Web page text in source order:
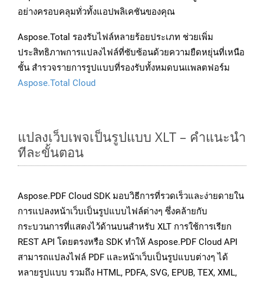
อย่างครอบคลุมทั่วทั้งแอปพลิเคชันของคุณ
Aspose.Total รองรับไฟล์หลายร้อยประเภท ช่วยเพิ่ม
ประสิทธิภาพการแปลงไฟล์ที่ซับซ้อนด้วยความยืดหยุ่นที่เหนือ
ชั้น สำรวจรายการรูปแบบที่รองรับทั้งหมดบนแพลตฟอร์ม
Aspose.Total Cloud
แปลงเว็บเพจเป็นรูปแบบ XLT – คำแนะนำ
ทีละขั้นตอน
Aspose.PDF Cloud SDK มอบวิธีการที่รวดเร็วและง่ายดายใน
การแปลงหน้าเว็บเป็นรูปแบบไฟล์ต่างๆ ซึ่งคล้ายกับ
กระบวนการที่แสดงไว้ด้านบนสำหรับ XLT การใช้การเรียก
REST API โดยตรงหรือ SDK ทำให้ Aspose.PDF Cloud API
สามารถแปลงไฟล์ PDF และหน้าเว็บเป็นรูปแบบต่างๆ ได้
หลายรูปแบบ รวมถึง HTML, PDFA, SVG, EPUB, TEX, XML,